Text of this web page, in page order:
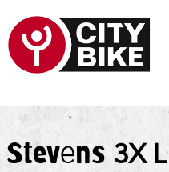
Stevens 3X